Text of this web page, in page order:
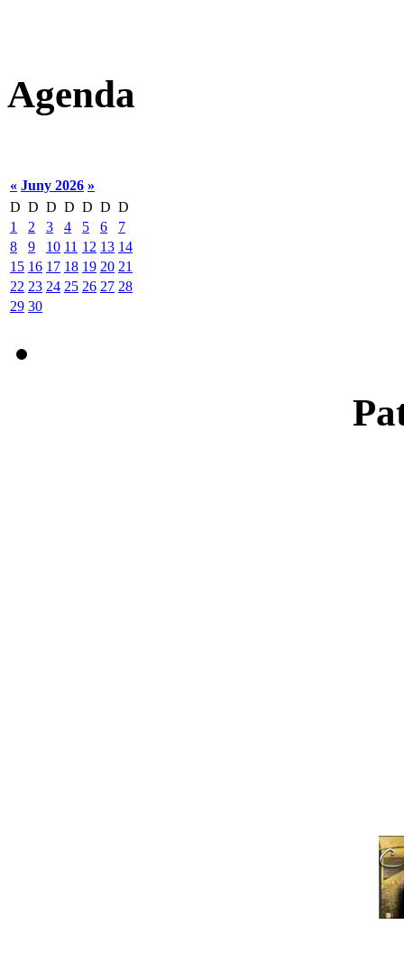
Agenda
« Juny 2026 »
D D D D D D D
1
2 3 4 5 6
7
8
9 10 11 12 13 14
15 16 17 18 19 20 21
22 23 24 25 26 27 28
29 30